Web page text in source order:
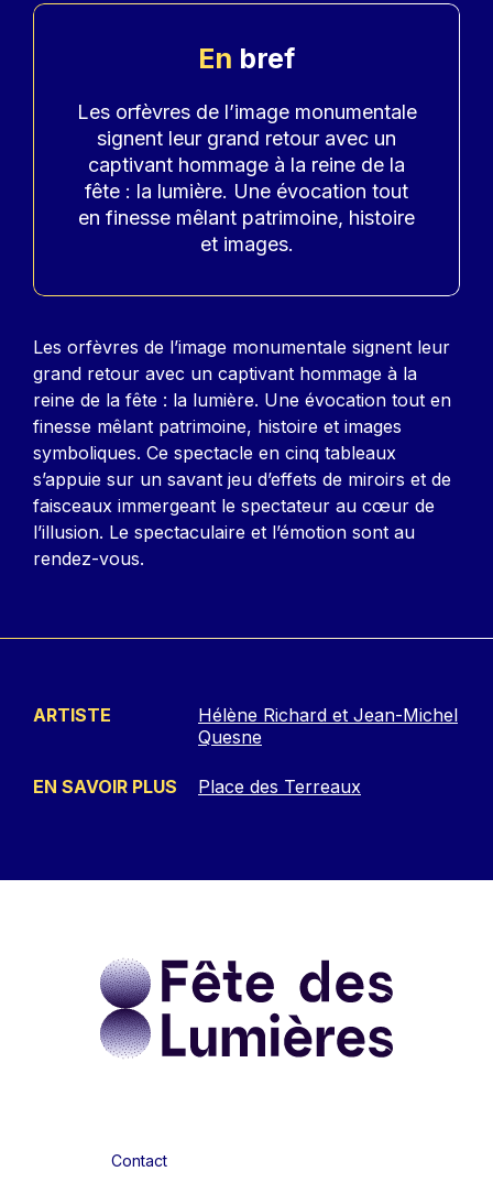
En bref
Accroche
Les orfèvres de l’image monumentale
signent leur grand retour avec un
captivant hommage à la reine de la
fête : la lumière. Une évocation tout
en finesse mêlant patrimoine, histoire
et images.
Contenu
Les orfèvres de l’image monumentale signent leur
grand retour avec un captivant hommage à la
reine de la fête : la lumière. Une évocation tout en
finesse mêlant patrimoine, histoire et images
symboliques. Ce spectacle en cinq tableaux
s’appuie sur un savant jeu d’effets de miroirs et de
faisceaux immergeant le spectateur au cœur de
l’illusion. Le spectaculaire et l’émotion sont au
rendez-vous.
ARTISTE
Hélène Richard et Jean-Michel
Quesne
EN SAVOIR PLUS Place des Terreaux
Contact